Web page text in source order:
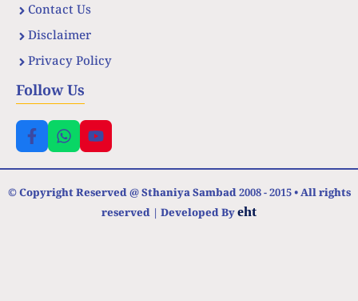
Contact Us
Disclaimer
Privacy Policy
Follow Us
© Copyright Reserved @ Sthaniya Sambad 2008 - 2015 • All rights
reserved | Developed Byeht